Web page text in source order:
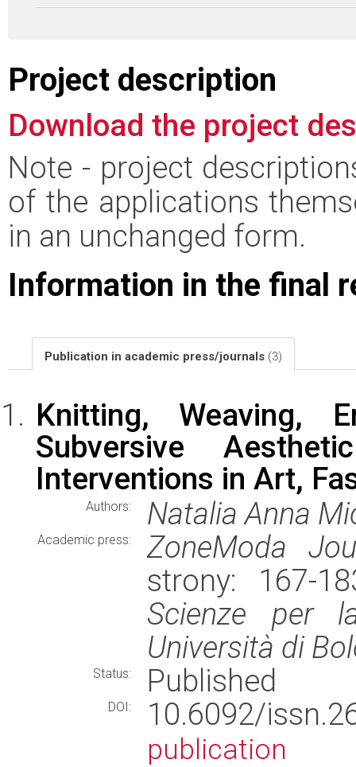
Project description
Download the project
Note - project
of the applications
in an unchanged form.
Information in the final
Publication in academic press/journals (3)
Knitting, Weaving,
Subversive
Interventions in Art,
Authors: Natalia Anna
Academic press:
ZoneModa
strony: 167-
Scienze per
Università di
Status: Published
DOI: 10.6092/
publication